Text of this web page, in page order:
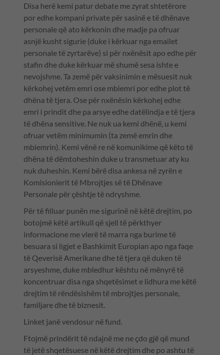
Disa herë kemi patur debate me zyrat shtetërore
por edhe kompani private për sasinë e të dhënave
personale që ato kërkonin dhe madje pa ofruar
asnjë kusht sigurie (duke i kërkuar nga emailet
personale të zyrtarëve) si për nxënësit apo edhe për
stafin dhe duke kërkuar më shumë sesa ishte e
nevojshme. Ta zemë për vaksinimin e mësuesit nuk
kërkohej vetëm emri ose mbiemri por edhe plot të
dhëna të tjera. Ose për nxënësin kërkohej edhe
emri i prindit dhe pa arsye edhe datëlindja e të tjera
të dhëna sensitive. Ne nuk ua kemi dhënë, u kemi
ofruar vetëm minimumin (ta zemë emrin dhe
mbiemrin). Kemi vënë re në komunikime që këto të
dhëna të dëmtoheshin duke u transmetuar aty ku
nuk duheshin. Kemi bërë disa ankesa në zyrën e
Komisionierit të Mbrojtjes së të Dhënave
Personale për çështje të ndryshme.
Për të filluar punën me sigurinë në këtë drejtim, po
botojmë këtë artikull që sjell të përkthyer
informacione me vlerë të marra nga burime të
besuara si ligjet e Bashkimit Europian apo nga faqe
të Qeverisë Amerikane dhe të tjera që duken të
arsyeshme, duke mbledhur kështu në mënyrë të
koncentruar disa nga shqetësimet e lidhura me këtë
drejtim të rëndësishëm të mbrojtjes personale,
familjare dhe të biznesit.
Linket janë vendosur në fund.
Ftojmë prindërit të ndajnë me ne çdo gjë që mund
të jetë shqetësuese në këtë drejtim dhe po ashtu të